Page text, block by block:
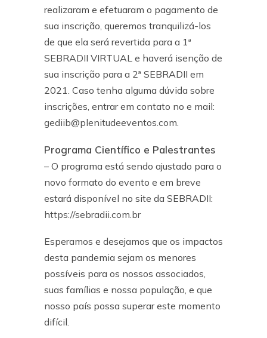
realizaram e efetuaram o pagamento de
sua inscrição, queremos tranquilizá-los
de que ela será revertida para a 1ª
SEBRADII VIRTUAL e haverá isenção de
sua inscrição para a 2ª SEBRADII em
2021. Caso tenha alguma dúvida sobre
inscrições, entrar em contato no e mail:
gediib@plenitudeeventos.com.
Programa Científico e Palestrantes
– O programa está sendo ajustado para o
novo formato do evento e em breve
estará disponível no site da SEBRADII:
https://sebradii.com.br
Esperamos e desejamos que os impactos
desta pandemia sejam os menores
possíveis para os nossos associados,
suas famílias e nossa população, e que
nosso país possa superar este momento
difícil.